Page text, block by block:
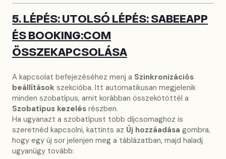
5. LÉPÉS: UTOLSÓ LÉPÉS: SABEEAPP
ÉS BOOKING:COM
ÖSSZEKAPCSOLÁSA
A kapcsolat befejezéséhez menj a Szinkronizációs
beállítások szekcióba. Itt automatikusan megjelenik
minden szobatípus, amit korábban összekötöttél a
Szobatípus kezelés részben.
Ha ugyanazt a szobatípust több díjcsomaghoz is
szeretnéd kapcsolni, kattints az Új hozzáadása gombra,
hogy egy új sor jelenjen meg a táblázatban, majd haladj
ugyanúgy tovább: